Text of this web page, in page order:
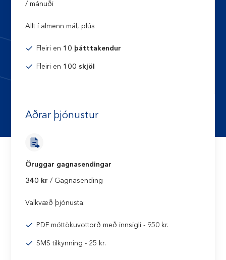
/ mánuði
Allt í almenn mál, plús
Fleiri en 10 þátttakendur
Fleiri en 100 skjöl
Aðrar þjónustur
Öruggar gagnasendingar
340 kr/ Gagnasending
Valkvæð þjónusta:
PDF móttökuvottorð með innsigli - 950 kr.
SMS tilkynning - 25 kr.